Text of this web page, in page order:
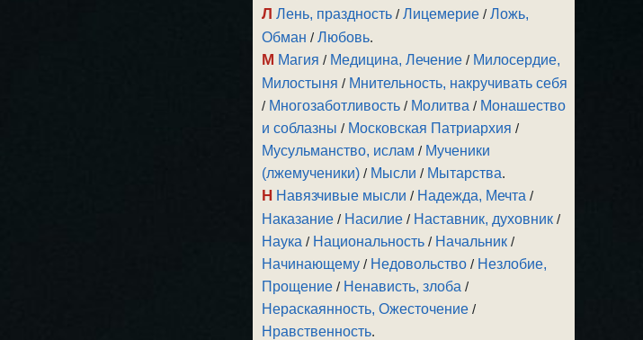
Л Лень, праздность /Лицемерие /Ложь,
Обман /Любовь.
М Магия / Медицина, Лечение / Милосердие,
Милостыня / Мнительность, накручивать себя
/ Многозаботливость / Молитва / Монашество
и соблазны / Московская Патриархия /
Мусульманство, ислам / Мученики
(лжемученики) / Мысли / Мытарства.
Н Навязчивые мысли / Надежда, Мечта /
Наказание / Насилие / Наставник, духовник /
Наука / Национальность / Начальник /
Начинающему / Недовольство / Незлобие,
Прощение / Ненависть, злоба /
Нераскаянность, Ожесточение /
Нравственность.